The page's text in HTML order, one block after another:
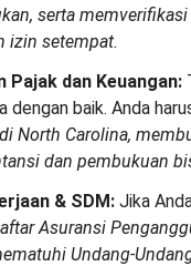
serta
izin setempat.
Pajak dan Keuangan:
dengan baik. Anda
North Carolina,
dan pembukuan
& SDM: Jika
Asuransi
Undang-